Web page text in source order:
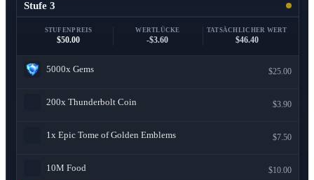
Stufe 3
STUFENPREIS
$50.00
WERTLÜCKE
-$3.60
TATSÄCHLICHER WERT
$46.40
5000x Gems $25.00
200x Thunderbolt Coin $3.90
1x Epic Tome of Golden Emblems $7.50
10M Food $10.00